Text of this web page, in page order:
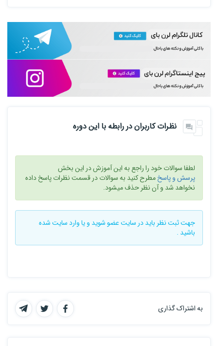
نظرات کاربران در رابطه با این دوره
لطفا سوالات خود را راجع به این آموزش در این بخش
پرسش و پاسخمطرح کنید به سوالات در قسمت نظرات پاسخ داده
نخواهد شد و آن نظر حذف میشود.
جهت ثبت نظر باید در سایتعضو شوید و یاوارد سایتشده
باشید .
به اشتراک گذاری